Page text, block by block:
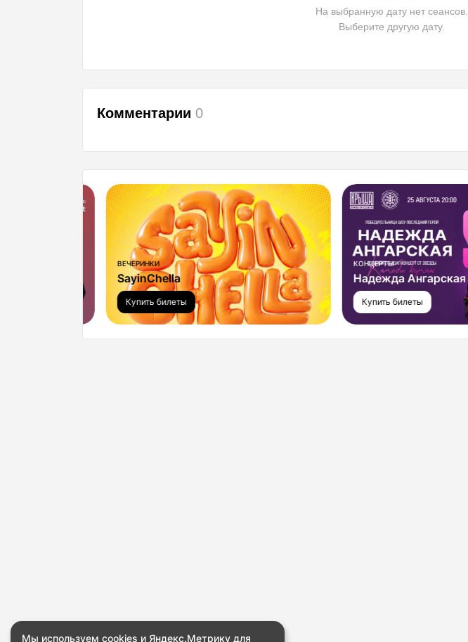
Мы используем cookies и Яндекс.Метрику для
На выбранную дату нет сеансов.
Выберите другую дату.
Комментарии 0
ВЕЧЕРИНКИ
SayinChella
Купить билеты
КОНЦЕРТЫ
Надежда Ангарская
Купить билеты